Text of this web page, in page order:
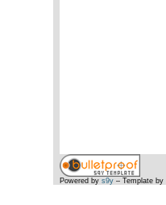
Powered by s9y– Template by